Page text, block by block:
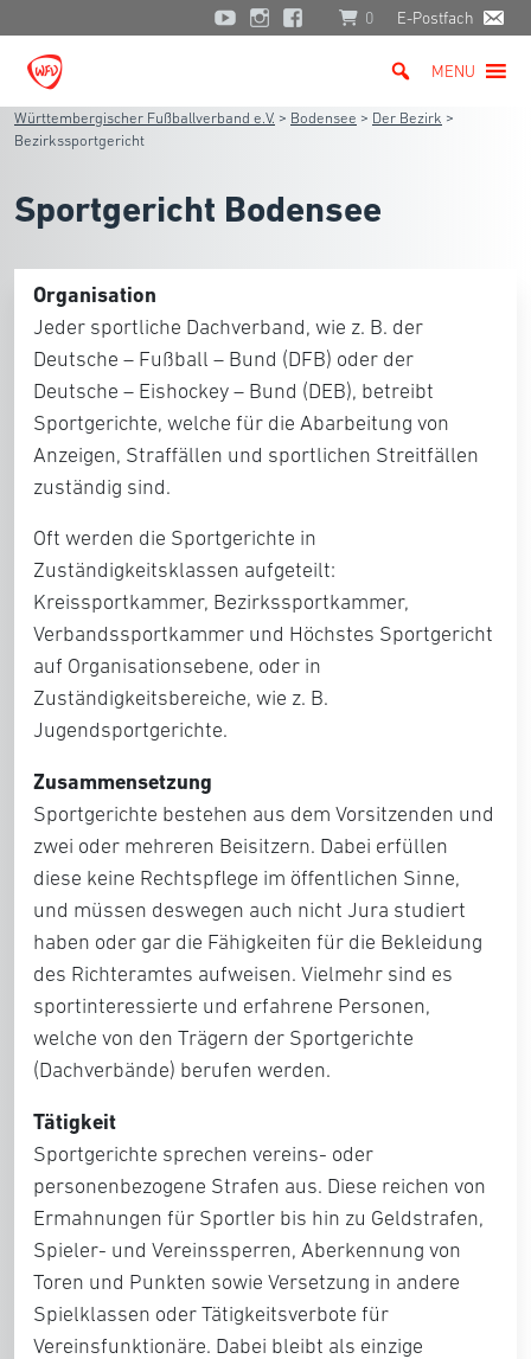
0 E-Postfach
MENU
Württembergischer Fußballverband e.V. > Bodensee > Der Bezirk >
Bezirkssportgericht
Sportgericht Bodensee
Organisation
Jeder sportliche Dachverband, wie z. B. der
Deutsche – Fußball – Bund (DFB) oder der
Deutsche – Eishockey – Bund (DEB), betreibt
Sportgerichte, welche für die Abarbeitung von
Anzeigen, Straffällen und sportlichen Streitfällen
zuständig sind.
Oft werden die Sportgerichte in
Zuständigkeitsklassen aufgeteilt:
Kreissportkammer, Bezirkssportkammer,
Verbandssportkammer und Höchstes Sportgericht
auf Organisationsebene, oder in
Zuständigkeitsbereiche, wie z. B.
Jugendsportgerichte.
Zusammensetzung
Sportgerichte bestehen aus dem Vorsitzenden und
zwei oder mehreren Beisitzern. Dabei erfüllen
diese keine Rechtspflege im öffentlichen Sinne,
und müssen deswegen auch nicht Jura studiert
haben oder gar die Fähigkeiten für die Bekleidung
des Richteramtes aufweisen. Vielmehr sind es
sportinteressierte und erfahrene Personen,
welche von den Trägern der Sportgerichte
(Dachverbände) berufen werden.
Tätigkeit
Sportgerichte sprechen vereins- oder
personenbezogene Strafen aus. Diese reichen von
Ermahnungen für Sportler bis hin zu Geldstrafen,
Spieler- und Vereinssperren, Aberkennung von
Toren und Punkten sowie Versetzung in andere
Spielklassen oder Tätigkeitsverbote für
Vereinsfunktionäre. Dabei bleibt als einzige